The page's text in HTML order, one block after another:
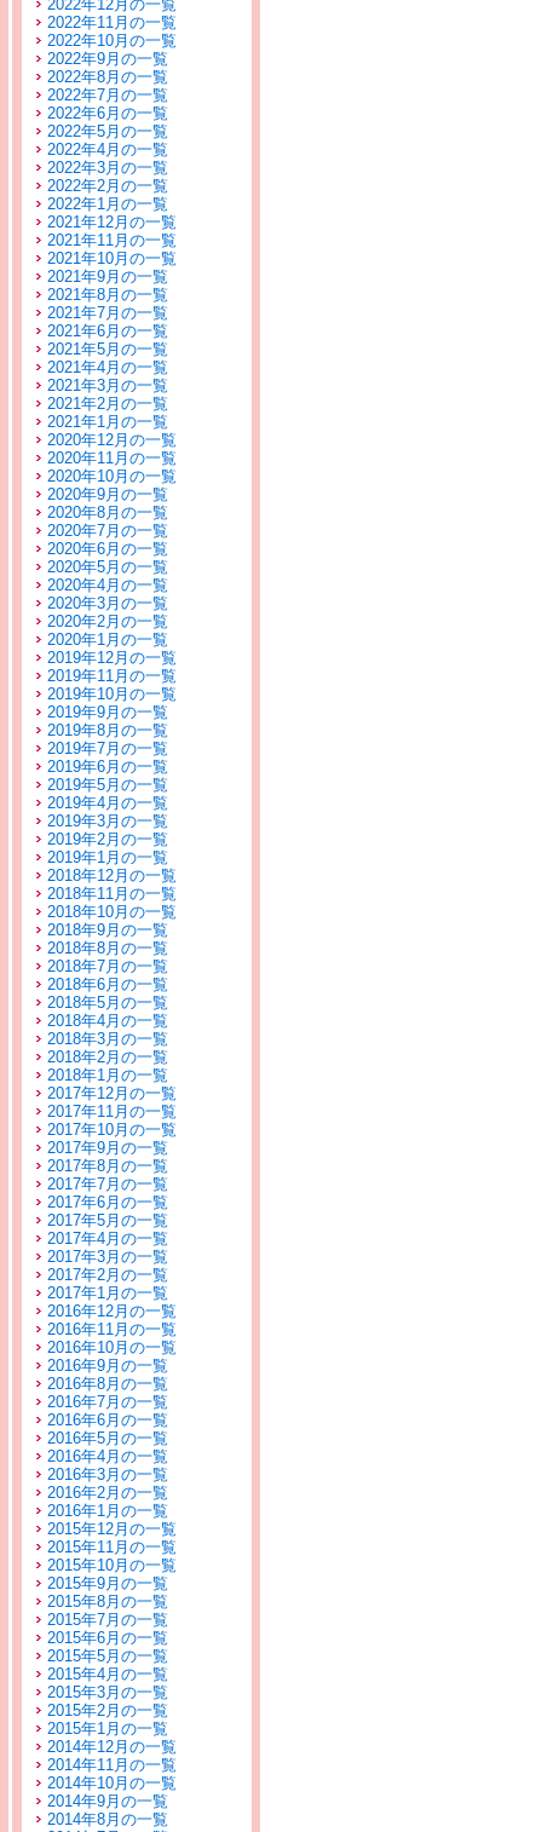
2022年12月の一覧
2022年11月の一覧
2022年10月の一覧
2022年9月の一覧
2022年8月の一覧
2022年7月の一覧
2022年6月の一覧
2022年5月の一覧
2022年4月の一覧
2022年3月の一覧
2022年2月の一覧
2022年1月の一覧
2021年12月の一覧
2021年11月の一覧
2021年10月の一覧
2021年9月の一覧
2021年8月の一覧
2021年7月の一覧
2021年6月の一覧
2021年5月の一覧
2021年4月の一覧
2021年3月の一覧
2021年2月の一覧
2021年1月の一覧
2020年12月の一覧
2020年11月の一覧
2020年10月の一覧
2020年9月の一覧
2020年8月の一覧
2020年7月の一覧
2020年6月の一覧
2020年5月の一覧
2020年4月の一覧
2020年3月の一覧
2020年2月の一覧
2020年1月の一覧
2019年12月の一覧
2019年11月の一覧
2019年10月の一覧
2019年9月の一覧
2019年8月の一覧
2019年7月の一覧
2019年6月の一覧
2019年5月の一覧
2019年4月の一覧
2019年3月の一覧
2019年2月の一覧
2019年1月の一覧
2018年12月の一覧
2018年11月の一覧
2018年10月の一覧
2018年9月の一覧
2018年8月の一覧
2018年7月の一覧
2018年6月の一覧
2018年5月の一覧
2018年4月の一覧
2018年3月の一覧
2018年2月の一覧
2018年1月の一覧
2017年12月の一覧
2017年11月の一覧
2017年10月の一覧
2017年9月の一覧
2017年8月の一覧
2017年7月の一覧
2017年6月の一覧
2017年5月の一覧
2017年4月の一覧
2017年3月の一覧
2017年2月の一覧
2017年1月の一覧
2016年12月の一覧
2016年11月の一覧
2016年10月の一覧
2016年9月の一覧
2016年8月の一覧
2016年7月の一覧
2016年6月の一覧
2016年5月の一覧
2016年4月の一覧
2016年3月の一覧
2016年2月の一覧
2016年1月の一覧
2015年12月の一覧
2015年11月の一覧
2015年10月の一覧
2015年9月の一覧
2015年8月の一覧
2015年7月の一覧
2015年6月の一覧
2015年5月の一覧
2015年4月の一覧
2015年3月の一覧
2015年2月の一覧
2015年1月の一覧
2014年12月の一覧
2014年11月の一覧
2014年10月の一覧
2014年9月の一覧
2014年8月の一覧